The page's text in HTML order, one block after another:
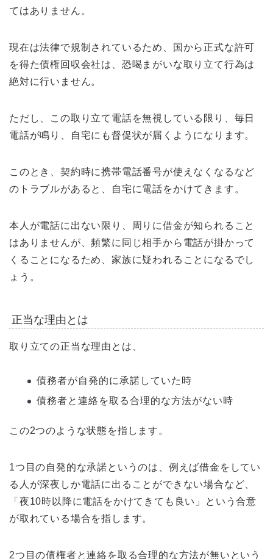
てはありません。
現在は法律で規制されているため、国から正式な許可
を得た債権回収会社は、恐喝まがいな取り立て行為は
絶対に行いません。
ただし、この取り立て電話を無視している限り、毎日
電話が鳴り、自宅にも督促状が届くようになります。
このとき、契約時に携帯電話番号が使えなくなるなど
のトラブルがあると、自宅に電話をかけてきます。
本人が電話に出ない限り、周りに借金が知られること
はありませんが、頻繁に同じ相手から電話が掛かって
くることになるため、家族に疑われることになるでし
ょう。
正当な理由とは
取り立ての正当な理由とは、
債務者が自発的に承諾していた時
債務者と連絡を取る合理的な方法がない時
この2つのような状態を指します。
1つ目の自発的な承諾というのは、例えば借金をしてい
る人が深夜しか電話に出ることができない場合など、
「夜10時以降に電話をかけてきても良い」という合意
が取れている場合を指します。
2つ目の債権者と連絡を取る合理的な方法が無いという